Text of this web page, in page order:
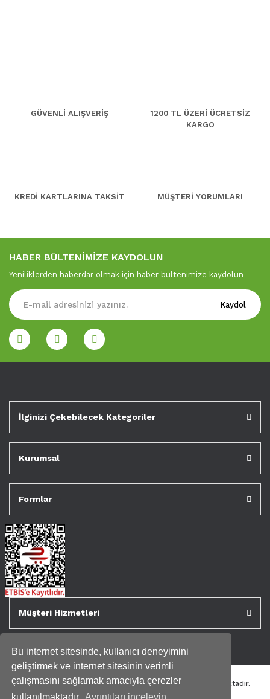
Bu internet sitesinde, kullanıcı deneyimini
geliştirmek ve internet sitesinin verimli
çalışmasını sağlamak amacıyla çerezler
GÜVENLİ ALIŞVERİŞ
1200 TL ÜZERİ ÜCRETSİZ
KARGO
KREDİ KARTLARINA TAKSİT MÜŞTERİ YORUMLARI
HABER BÜLTENİMİZE KAYDOLUN
Yeniliklerden haberdar olmak için haber bültenimize kaydolun
Kaydol
İlginizi Çekebilecek Kategoriler
Kurumsal
Formlar
Müşteri Hizmetleri
Tüm kredi kartı bilgileriniz 256bit SSL Sertifikası ile korunmaktadır.
Genispencere.com Tüm Hakları Saklıdır.